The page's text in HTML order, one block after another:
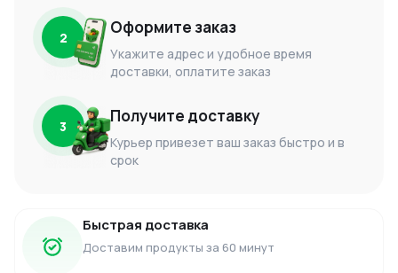
2 Оформите заказ
Укажите адрес и удобное время
доставки, оплатите заказ
3 Получите доставку
Курьер привезет ваш заказ быстро и в
срок
Быстрая доставка
Доставим продукты за 60 минут